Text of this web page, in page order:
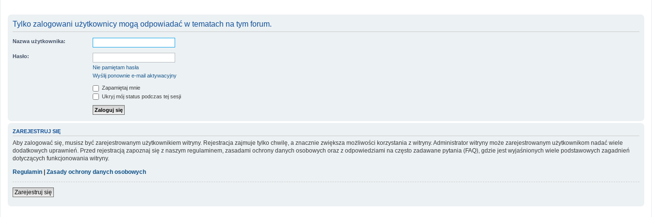
Tylko zalogowani użytkownicy mogą odpowiadać w tematach na tym forum.
Nazwa użytkownika:
Hasło:
Nie pamiętam hasła
Wyślij ponownie e-mail aktywacyjny
Zapamiętaj mnie
Ukryj mój status podczas tej sesji
ZAREJESTRUJ SIĘ
Aby zalogować się, musisz być zarejestrowanym użytkownikiem witryny. Rejestracja zajmuje tylko chwilę, a znacznie zwiększa możliwości korzystania z witryny. Administrator witryny może zarejestrowanym użytkownikom nadać wiele
dodatkowych uprawnień. Przed rejestracją zapoznaj się z naszym regulaminem, zasadami ochrony danych osobowych oraz z odpowiedziami na często zadawane pytania (FAQ), gdzie jest wyjaśnionych wiele podstawowych zagadnień
dotyczących funkcjonowania witryny.
Regulamin | Zasady ochrony danych osobowych
Zarejestruj się